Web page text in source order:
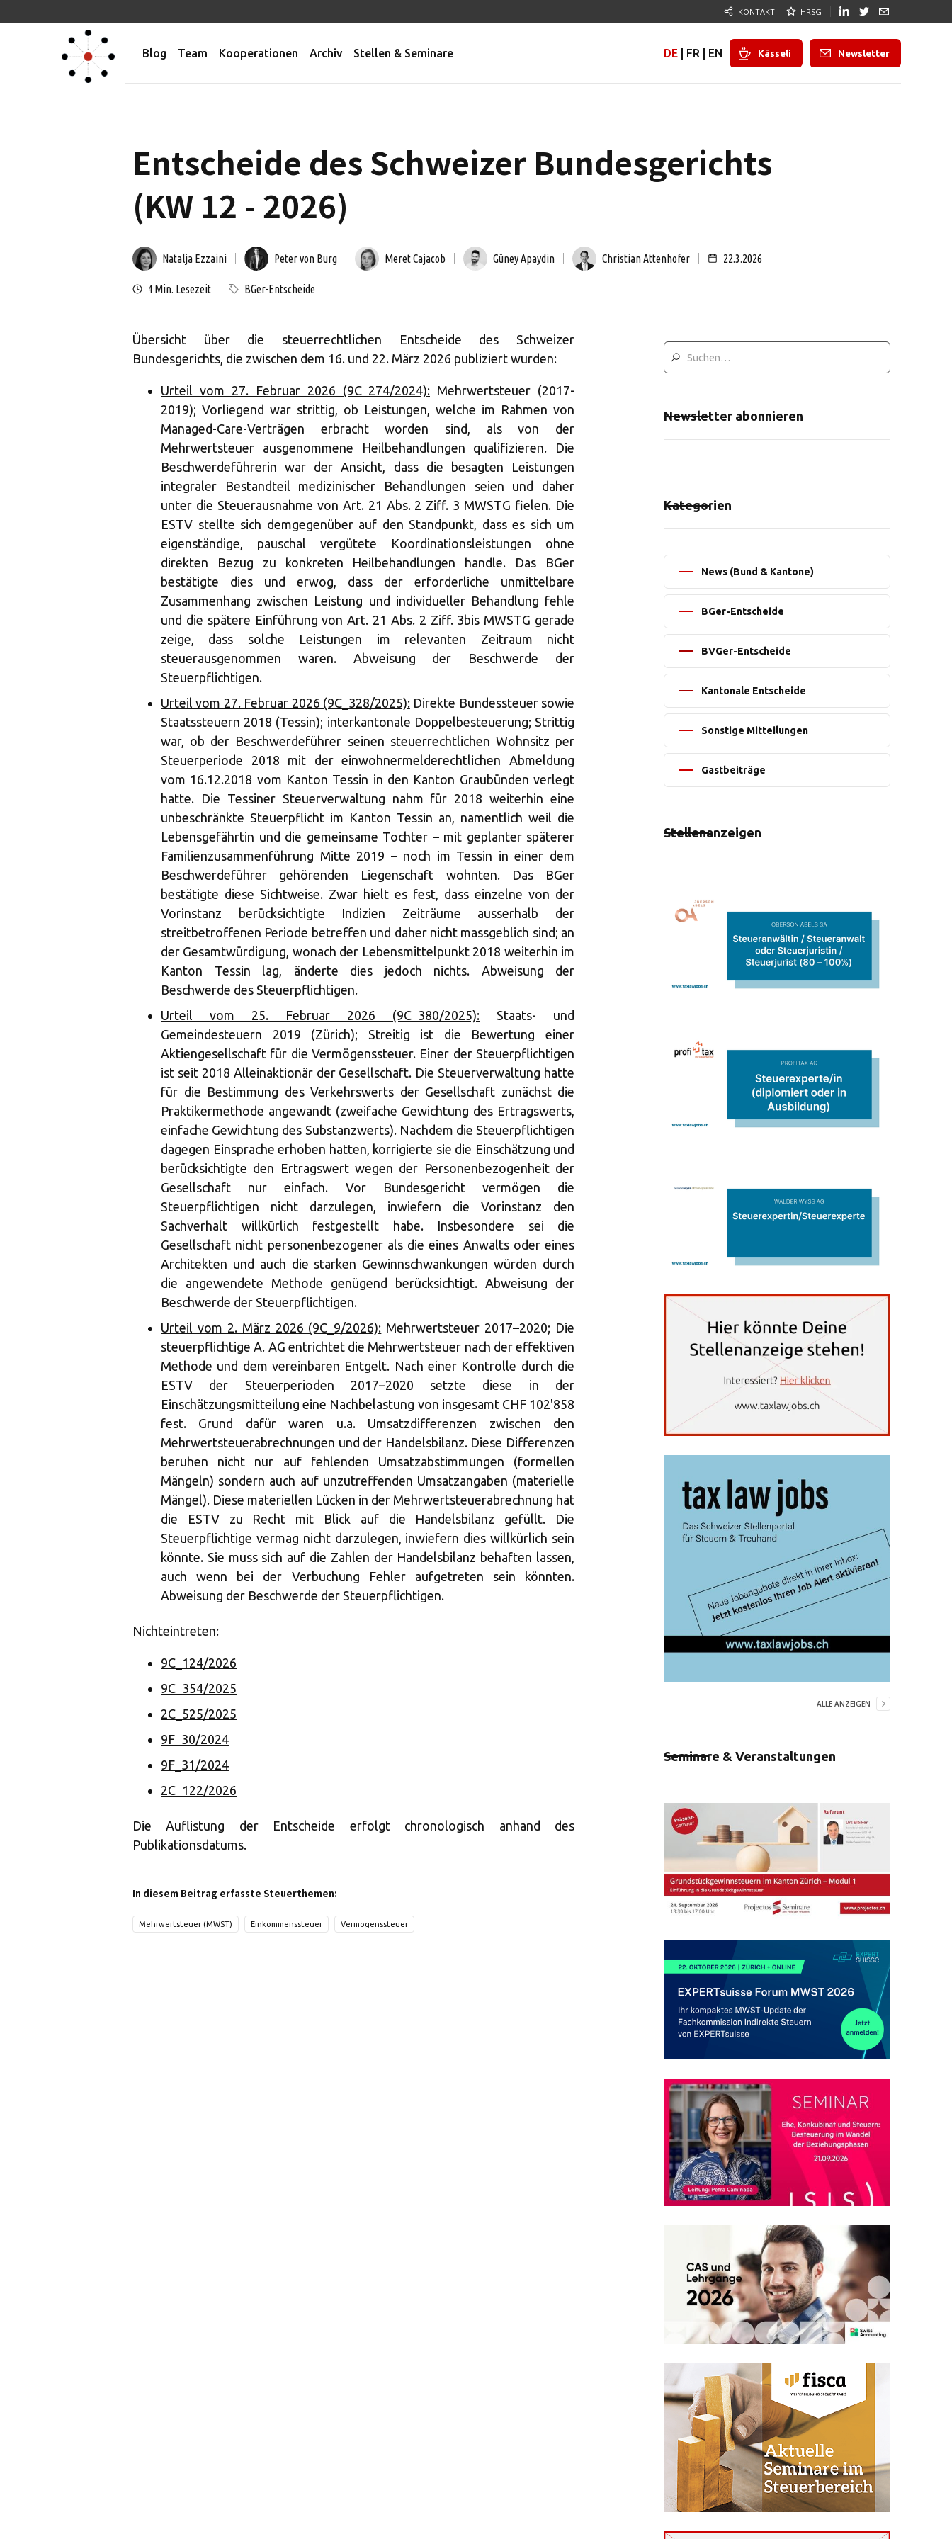
KONTAKT HRSG
Blog Team Kooperationen Archiv Stellen & Seminare DE FR EN Kässeli Newsletter
Entscheide des Schweizer Bundesgerichts
(KW 12 - 2026)
Natalja Ezzaini Peter von Burg Meret Cajacob Güney Apaydin Christian Attenhofer 22.3.2026
4 Min. Lesezeit BGer-Entscheide
Übersicht über die steuerrechtlichen Entscheide des Schweizer
Bundesgerichts, die zwischen dem 16. und 22. März 2026 publiziert wurden:
Urteil vom 27. Februar 2026 (9C_274/2024): Mehrwertsteuer (2017-
2019); Vorliegend war strittig, ob Leistungen, welche im Rahmen von
Managed-Care-Verträgen erbracht worden sind, als von der
Mehrwertsteuer ausgenommene Heilbehandlungen qualifizieren. Die
Beschwerdeführerin war der Ansicht, dass die besagten Leistungen
integraler Bestandteil medizinischer Behandlungen seien und daher
unter die Steuerausnahme von Art. 21 Abs. 2 Ziff. 3 MWSTG fielen. Die
ESTV stellte sich demgegenüber auf den Standpunkt, dass es sich um
eigenständige, pauschal vergütete Koordinationsleistungen ohne
direkten Bezug zu konkreten Heilbehandlungen handle. Das BGer
bestätigte dies und erwog, dass der erforderliche unmittelbare
Zusammenhang zwischen Leistung und individueller Behandlung fehle
und die spätere Einführung von Art. 21 Abs. 2 Ziff. 3bis MWSTG gerade
zeige, dass solche Leistungen im relevanten Zeitraum nicht
steuerausgenommen waren. Abweisung der Beschwerde der
Steuerpflichtigen.
Urteil vom 27. Februar 2026 (9C_328/2025): Direkte Bundessteuer sowie
Staatssteuern 2018 (Tessin); interkantonale Doppelbesteuerung; Strittig
war, ob der Beschwerdeführer seinen steuerrechtlichen Wohnsitz per
Steuerperiode 2018 mit der einwohnermelderechtlichen Abmeldung
vom 16.12.2018 vom Kanton Tessin in den Kanton Graubünden verlegt
hatte. Die Tessiner Steuerverwaltung nahm für 2018 weiterhin eine
unbeschränkte Steuerpflicht im Kanton Tessin an, namentlich weil die
Lebensgefährtin und die gemeinsame Tochter – mit geplanter späterer
Familienzusammenführung Mitte 2019 – noch im Tessin in einer dem
Beschwerdeführer gehörenden Liegenschaft wohnten. Das BGer
bestätigte diese Sichtweise. Zwar hielt es fest, dass einzelne von der
Vorinstanz berücksichtigte Indizien Zeiträume ausserhalb der
streitbetroffenen Periode betreffen und daher nicht massgeblich sind; an
der Gesamtwürdigung, wonach der Lebensmittelpunkt 2018 weiterhin im
Kanton Tessin lag, änderte dies jedoch nichts. Abweisung der
Beschwerde des Steuerpflichtigen.
Urteil vom 25. Februar 2026 (9C_380/2025): Staats- und
Gemeindesteuern 2019 (Zürich); Streitig ist die Bewertung einer
Aktiengesellschaft für die Vermögenssteuer. Einer der Steuerpflichtigen
ist seit 2018 Alleinaktionär der Gesellschaft. Die Steuerverwaltung hatte
für die Bestimmung des Verkehrswerts der Gesellschaft zunächst die
Praktikermethode angewandt (zweifache Gewichtung des Ertragswerts,
einfache Gewichtung des Substanzwerts). Nachdem die Steuerpflichtigen
dagegen Einsprache erhoben hatten, korrigierte sie die Einschätzung und
berücksichtigte den Ertragswert wegen der Personenbezogenheit der
Gesellschaft nur einfach. Vor Bundesgericht vermögen die
Steuerpflichtigen nicht darzulegen, inwiefern die Vorinstanz den
Sachverhalt willkürlich festgestellt habe. Insbesondere sei die
Gesellschaft nicht personenbezogener als die eines Anwalts oder eines
Architekten und auch die starken Gewinnschwankungen würden durch
die angewendete Methode genügend berücksichtigt. Abweisung der
Beschwerde der Steuerpflichtigen.
Urteil vom 2. März 2026 (9C_9/2026): Mehrwertsteuer 2017–2020; Die
steuerpflichtige A. AG entrichtet die Mehrwertsteuer nach der effektiven
Methode und dem vereinbaren Entgelt. Nach einer Kontrolle durch die
ESTV der Steuerperioden 2017–2020 setzte diese in der
Einschätzungsmitteilung eine Nachbelastung von insgesamt CHF 102'858
fest. Grund dafür waren u.a. Umsatzdifferenzen zwischen den
Mehrwertsteuerabrechnungen und der Handelsbilanz. Diese Differenzen
beruhen nicht nur auf fehlenden Umsatzabstimmungen (formellen
Mängeln) sondern auch auf unzutreffenden Umsatzangaben (materielle
Mängel). Diese materiellen Lücken in der Mehrwertsteuerabrechnung hat
die ESTV zu Recht mit Blick auf die Handelsbilanz gefüllt. Die
Steuerpflichtige vermag nicht darzulegen, inwiefern dies willkürlich sein
könnte. Sie muss sich auf die Zahlen der Handelsbilanz behaften lassen,
auch wenn bei der Verbuchung Fehler aufgetreten sein könnten.
Abweisung der Beschwerde der Steuerpflichtigen.
Nichteintreten:
9C_124/2026
9C_354/2025
2C_525/2025
9F_30/2024
9F_31/2024
2C_122/2026
Die Auflistung der Entscheide erfolgt chronologisch anhand des
Publikationsdatums.
In diesem Beitrag erfasste Steuerthemen:
Mehrwertsteuer (MWST) Einkommenssteuer Vermögenssteuer
Newsletter abonnieren
Kategorien
News (Bund & Kantone)
BGer-Entscheide
BVGer-Entscheide
Kantonale Entscheide
Sonstige Mitteilungen
Gastbeiträge
Stellenanzeigen
ALLE ANZEIGEN
Seminare & Veranstaltungen